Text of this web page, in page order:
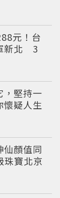
元！台
新北 3
，堅持一
懷疑人生
仙顏值同
珠寶北京